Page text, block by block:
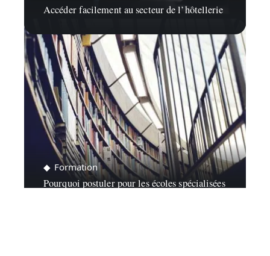
Accéder facilement au secteur de l’hôtellerie
Formation
Pourquoi postuler pour les écoles spécialisées